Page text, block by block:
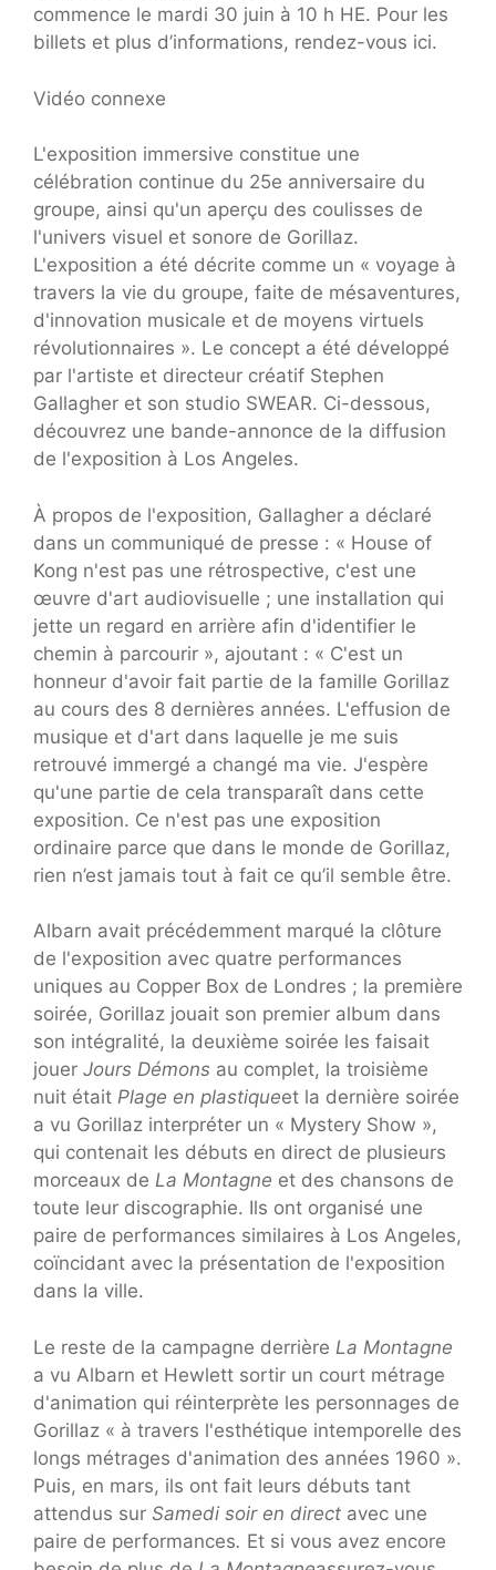
commence le mardi 30 juin à 10 h HE. Pour les
billets et plus d’informations, rendez-vous ici.
Vidéo connexe
L'exposition immersive constitue une
célébration continue du 25e anniversaire du
groupe, ainsi qu'un aperçu des coulisses de
l'univers visuel et sonore de Gorillaz.
L'exposition a été décrite comme un « voyage à
travers la vie du groupe, faite de mésaventures,
d'innovation musicale et de moyens virtuels
révolutionnaires ». Le concept a été développé
par l'artiste et directeur créatif Stephen
Gallagher et son studio SWEAR. Ci-dessous,
découvrez une bande-annonce de la diffusion
de l'exposition à Los Angeles.
À propos de l'exposition, Gallagher a déclaré
dans un communiqué de presse : « House of
Kong n'est pas une rétrospective, c'est une
œuvre d'art audiovisuelle ; une installation qui
jette un regard en arrière afin d'identifier le
chemin à parcourir », ajoutant : « C'est un
honneur d'avoir fait partie de la famille Gorillaz
au cours des 8 dernières années. L'effusion de
musique et d'art dans laquelle je me suis
retrouvé immergé a changé ma vie. J'espère
qu'une partie de cela transparaît dans cette
exposition. Ce n'est pas une exposition
ordinaire parce que dans le monde de Gorillaz,
rien n’est jamais tout à fait ce qu’il semble être.
Albarn avait précédemment marqué la clôture
de l'exposition avec quatre performances
uniques au Copper Box de Londres ; la première
soirée, Gorillaz jouait son premier album dans
son intégralité, la deuxième soirée les faisait
jouer Jours Démons au complet, la troisième
nuit était Plage en plastiqueet la dernière soirée
a vu Gorillaz interpréter un « Mystery Show »,
qui contenait les débuts en direct de plusieurs
morceaux de La Montagne et des chansons de
toute leur discographie. Ils ont organisé une
paire de performances similaires à Los Angeles,
coïncidant avec la présentation de l'exposition
dans la ville.
Le reste de la campagne derrière La Montagne
a vu Albarn et Hewlett sortir un court métrage
d'animation qui réinterprète les personnages de
Gorillaz « à travers l'esthétique intemporelle des
longs métrages d'animation des années 1960 ».
Puis, en mars, ils ont fait leurs débuts tant
attendus sur Samedi soir en direct avec une
paire de performances. Et si vous avez encore